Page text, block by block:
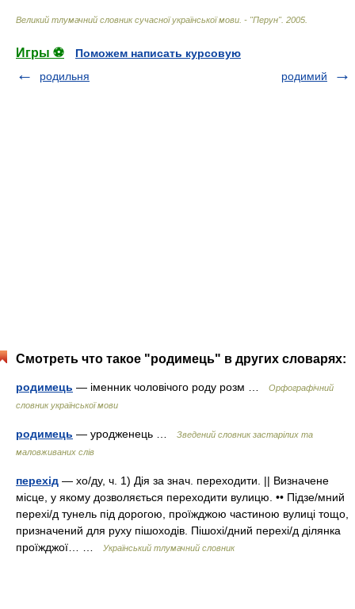
Великий тлумачний словник сучасної української мови. - "Перун". 2005
Игры ⚽
Поможем написать курсовую
родильня
родимий
Смотреть что такое "родимець" в других словарях:
родимець — іменник чоловічого роду розм …
Орфографічний
словник української мови
родимець — уродженець …
Зведений словник застарілих та
маловживаних слів
перехід — хо/ду, ч. 1) Дія за знач. переходити. || Визначене
місце, у якому дозволяється переходити вулицю. •• Підзе/мний
перехі/д тунель під дорогою, проїжджою частиною вулиці тощо,
призначений для руху пішоходів. Пішохі/дний перехі/д ділянка
проїжджої… …
Український тлумачний словник